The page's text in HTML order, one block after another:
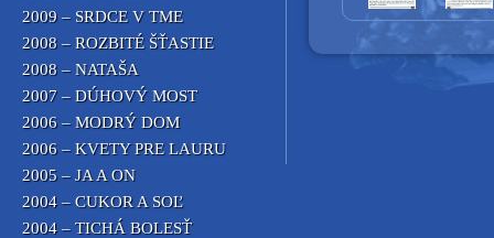
2009 – SRDCE V TME
2008 – ROZBITÉ ŠŤASTIE
2008 – NATAŠA
2007 – DÚHOVÝ MOST
2006 – MODRÝ DOM
2006 – KVETY PRE LAURU
2005 – JA A ON
2004 – CUKOR A SOĽ
2004 – TICHÁ BOLESŤ